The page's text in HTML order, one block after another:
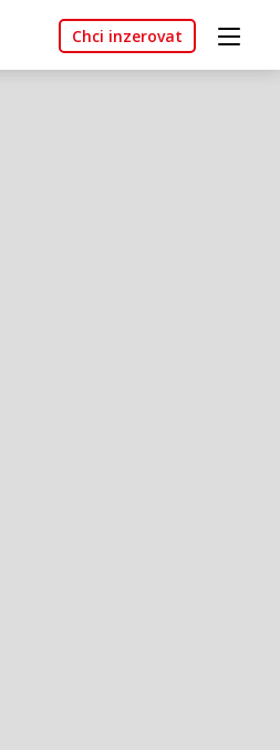
Chci inzerovat